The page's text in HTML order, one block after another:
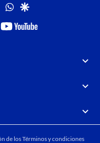
twitterwhatsapp
google
youtube-
de losTérminos y condiciones